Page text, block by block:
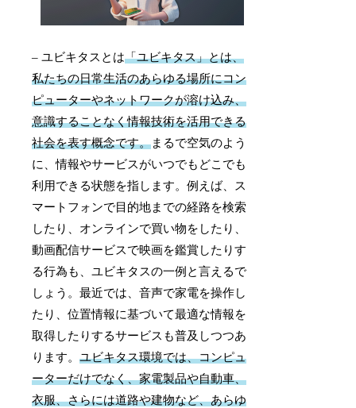
– ユビキタスとは「ユビキタス」とは、
私たちの日常生活のあらゆる場所にコン
ピューターやネットワークが溶け込み、
意識することなく情報技術を活用できる
社会を表す概念です。まるで空気のよう
に、情報やサービスがいつでもどこでも
利用できる状態を指します。例えば、ス
マートフォンで目的地までの経路を検索
したり、オンラインで買い物をしたり、
動画配信サービスで映画を鑑賞したりす
る行為も、ユビキタスの一例と言えるで
しょう。最近では、音声で家電を操作し
たり、位置情報に基づいて最適な情報を
取得したりするサービスも普及しつつあ
ります。ユビキタス環境では、コンピュ
ーターだけでなく、家電製品や自動車、
衣服、さらには道路や建物など、あらゆ